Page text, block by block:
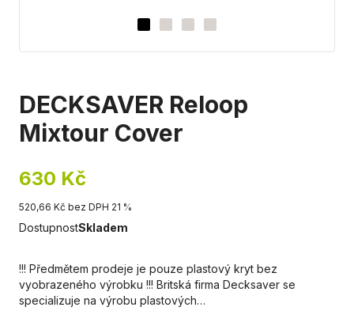
DECKSAVER Reloop
Mixtour Cover
630 Kč
520,66 Kč bez DPH 21 %
DostupnostSkladem
!!! Předmětem prodeje je pouze plastový kryt bez
vyobrazeného výrobku !!! Britská firma Decksaver se
specializuje na výrobu plastových…